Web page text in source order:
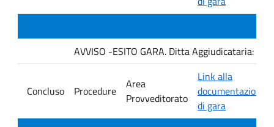
AVVISO -ESITO GARA. Ditta Aggiudicataria: M.
Concluso Procedure
Area
Provveditorato
Link alla
documentazione
di gara